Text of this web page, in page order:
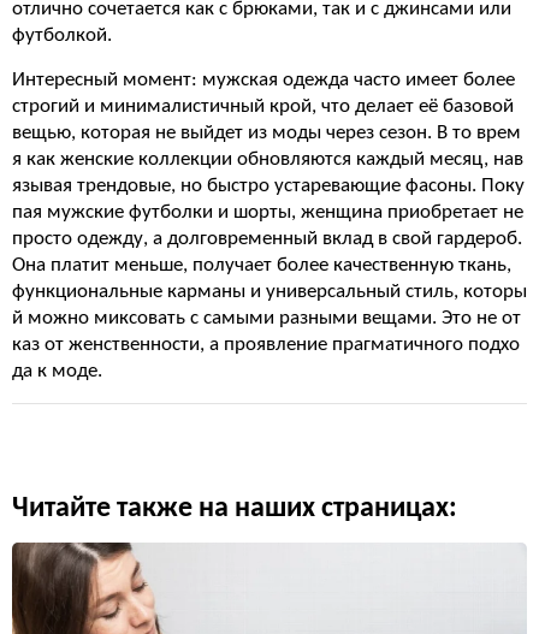
отлично сочетается как с брюками, так и с джинсами или
футболкой.
Интересный момент: мужская одежда часто имеет более
строгий и минималистичный крой, что делает её базовой
вещью, которая не выйдет из моды через сезон. В то врем
я как женские коллекции обновляются каждый месяц, нав
язывая трендовые, но быстро устаревающие фасоны. Поку
пая мужские футболки и шорты, женщина приобретает не
просто одежду, а долговременный вклад в свой гардероб.
Она платит меньше, получает более качественную ткань,
функциональные карманы и универсальный стиль, которы
й можно миксовать с самыми разными вещами. Это не от
каз от женственности, а проявление прагматичного подхо
да к моде.
Читайте также на наших страницах: